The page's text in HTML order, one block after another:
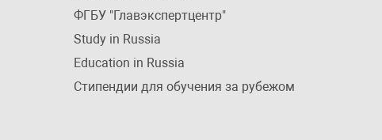
ФГБУ "Главэкспертцентр"
Study in Russia
Education in Russia
Стипендии для обучения за рубежом